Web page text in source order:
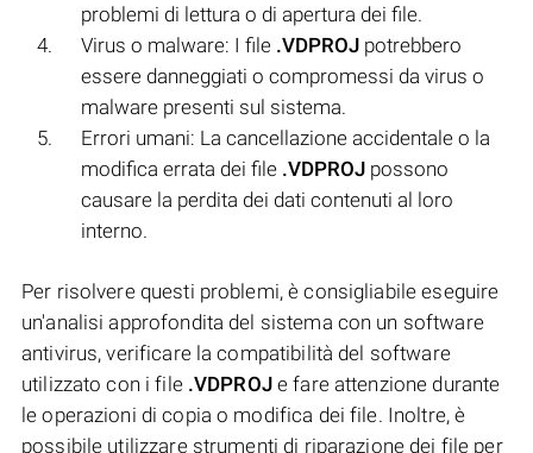
problemi di lettura o di apertura dei file.
Virus o malware: I file .VDPROJ potrebbero
essere danneggiati o compromessi da virus o
malware presenti sul sistema.
Errori umani: La cancellazione accidentale o la
modifica errata dei file .VDPROJ possono
causare la perdita dei dati contenuti al loro
interno.
Per risolvere questi problemi, è consigliabile eseguire
un'analisi approfondita del sistema con un software
antivirus, verificare la compatibilità del software
utilizzato con i file .VDPROJe fare attenzione durante
le operazioni di copia o modifica dei file. Inoltre, è
possibile utilizzare strumenti di riparazione dei file per